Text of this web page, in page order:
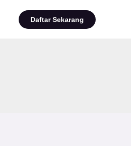
Daftar Sekarang